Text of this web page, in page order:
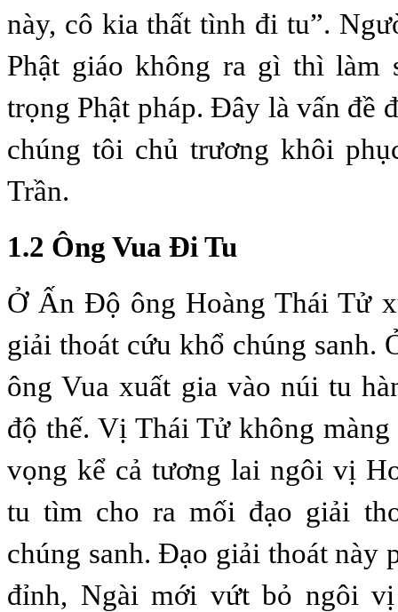
này, cô kia thất tình đi tu”.
Phật giáo không ra gì thì làm
trọng Phật pháp. Đây là vấn đề
chúng tôi chủ trương khôi
Trần.
1.2 Ông Vua Đi Tu
Ở Ấn Độ ông Hoàng Thái Tử
giải thoát cứu khổ chúng sanh.
ông Vua xuất gia vào núi tu
độ thế. Vị Thái Tử không màng
vọng kể cả tương lai ngôi vị
tu tìm cho ra mối đạo giải
chúng sanh. Đạo giải thoát này
đỉnh, Ngài mới vứt bỏ ngôi vị